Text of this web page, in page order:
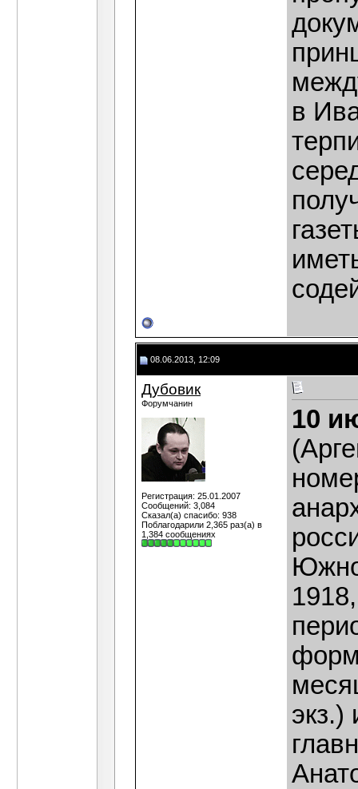
в
08.06.2013, 12:09
Дубовик
Форумчанин
Регистрация: 25.01.2007
Сообщений: 3,084
Сказал(а) спасибо: 938
Поблагодарили 2,365 раз(а) в
1,384 сообщениях
10
экз.)